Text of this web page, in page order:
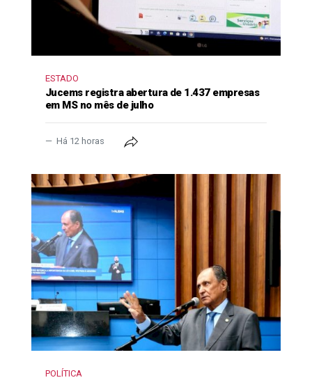
ESTADO
Jucems registra abertura de 1.437 empresas
em MS no mês de julho
Há 12 horas
POLÍTICA